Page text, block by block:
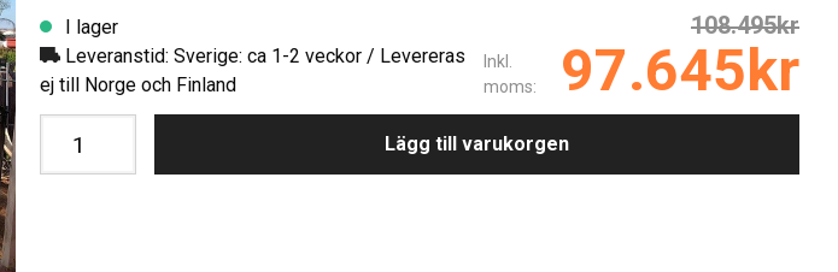
I lager
Leveranstid: Sverige: ca 1-2 veckor / Levereras
ej till Norge och Finland
Inkl.
moms:
108.495kr
97.645kr
Lägg till varukorgen